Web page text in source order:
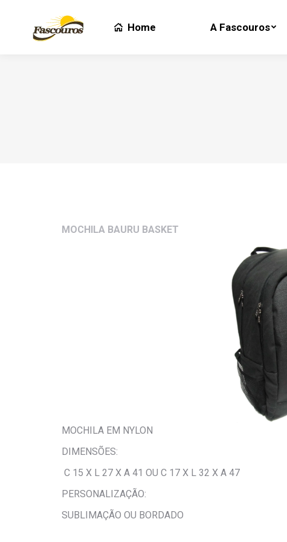
Home A Fascouros
MOCHILA BAURU BASKET
MOCHILA EM NYLON
DIMENSÕES:
C 15 X L 27 X A 41 OU C 17 X L 32 X A 47
PERSONALIZAÇÃO:
SUBLIMAÇÃO OU BORDADO